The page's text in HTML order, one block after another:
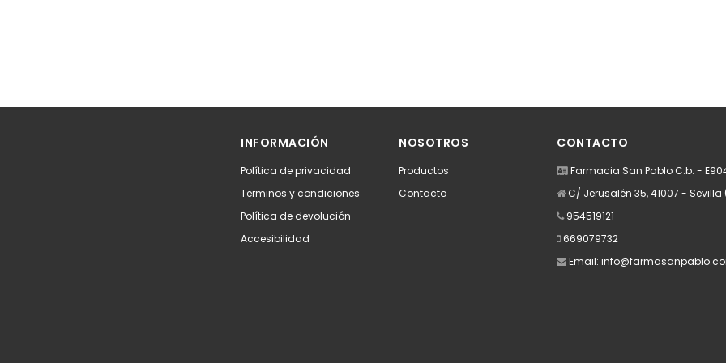
INFORMACIÓN
Política de privacidad
Terminos y condiciones
Política de devolución
Accesibilidad
NOSOTROS
Productos
Contacto
CONTACTO
Farmacia San Pablo C.b. -
C/ Jerusalén 35, 41007 - Sevilla
954519121
669079732
Email: